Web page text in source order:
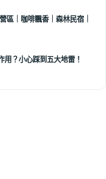
區｜咖啡飄香｜森林民宿｜
用？小心踩到五大地雷！